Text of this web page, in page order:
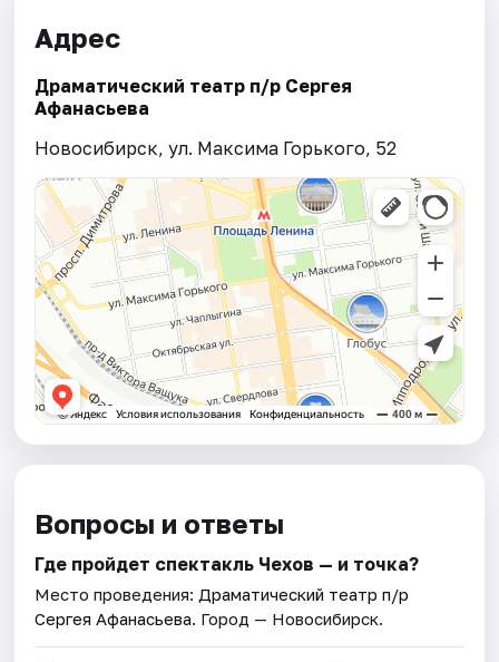
Адрес
Драматический театр п/р Сергея
Афанасьева
Новосибирск, ул. Максима Горького, 52
Вопросы и ответы
Где пройдет спектакль Чехов — и точка?
Место проведения: Драматический театр п/р
Сергея Афанасьева. Город — Новосибирск.